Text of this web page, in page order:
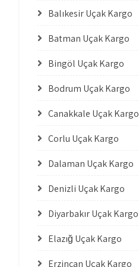
Balıkesir Uçak Kargo
Batman Uçak Kargo
Bingöl Uçak Kargo
Bodrum Uçak Kargo
Çanakkale Uçak Kargo
Çorlu Uçak Kargo
Dalaman Uçak Kargo
Denizli Uçak Kargo
Diyarbakır Uçak Kargo
Elazığ Uçak Kargo
Erzincan Uçak Kargo